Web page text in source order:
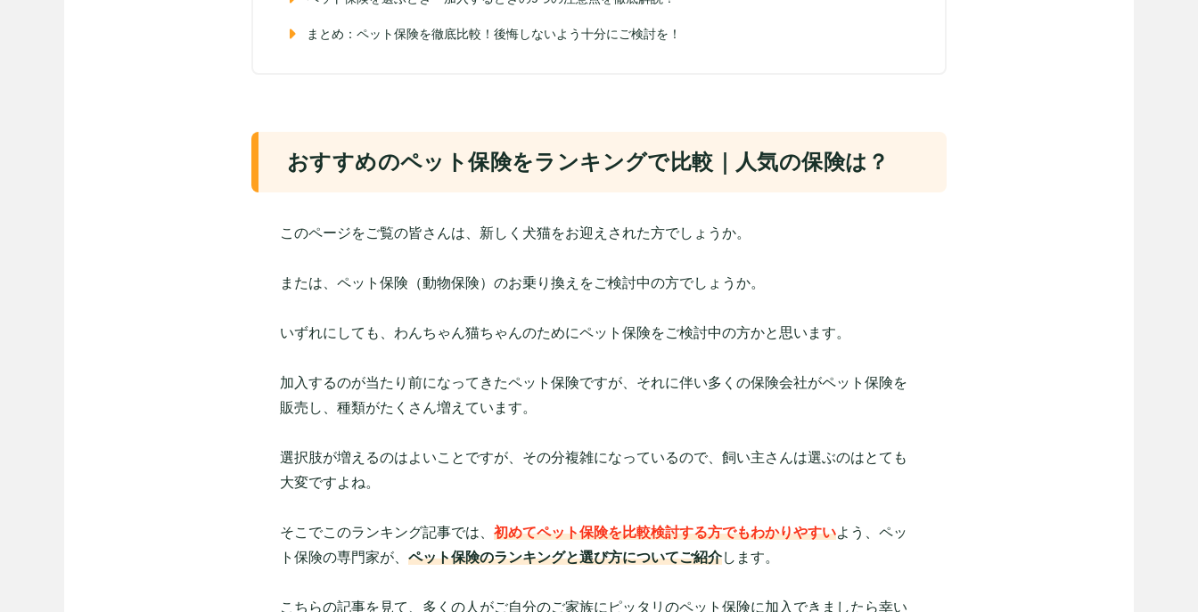
まとめ：ペット保険を徹底比較！後悔しないよう十分にご検討を！
おすすめのペット保険をランキングで比較｜人気の保険は？
このページをご覧の皆さんは、新しく犬猫をお迎えされた方でしょうか。
または、ペット保険（動物保険）のお乗り換えをご検討中の方でしょうか。
いずれにしても、わんちゃん猫ちゃんのためにペット保険をご検討中の方かと思います。
加入するのが当たり前になってきたペット保険ですが、それに伴い多くの保険会社がペット保険を
販売し、種類がたくさん増えています。
選択肢が増えるのはよいことですが、その分複雑になっているので、飼い主さんは選ぶのはとても
大変ですよね。
そこでこのランキング記事では、 初めてペット保険を比較検討する方でもわかりやすいよう、ペッ
ト保険の専門家が、 ペット保険のランキングと選び方についてご紹介します。
こちらの記事を見て、多くの人がご自分のご家族にピッタリのペット保険に加入できましたら幸い